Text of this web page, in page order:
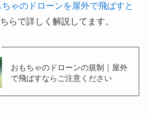
ゃのドローンを屋外で飛ばすと
らで詳しく解説してます。
おもちゃのドローンの規制｜屋外
で飛ばすならご注意ください